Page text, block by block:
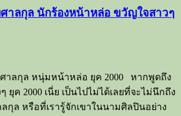
าลกุล นักร้องหน้าหล่อ ขวัญใจสาวๆ
ลกุล หนุ่มหน้าหล่อ ยุค 2000 หากพูดถึง
ยุค 2000 เนี่ย เป็นไปไม่ได้เลยที่จะไม่นึกถึง
กุล หรือที่เรารู้จักเขาในนามศิลปินอย่าง